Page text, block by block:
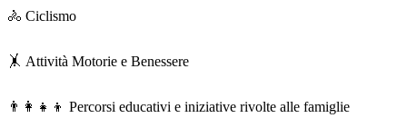
🚴 Ciclismo
🤸 Attività Motorie e Benessere
👨‍👩‍👧‍👦 Percorsi educativi e iniziative rivolte alle famiglie